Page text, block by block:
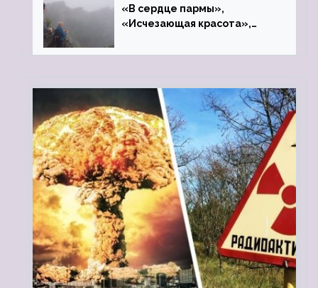
«В сердце пармы»,
«Исчезающая красота»,